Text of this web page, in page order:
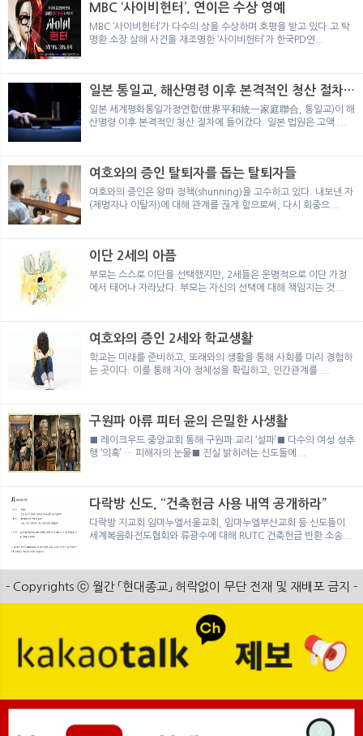
MBC ‘사이비헌터’, 연이은 수상 영예
MBC ‘사이비헌터’가 다수의 상을 수상하며 호평을 받고 있다.고 탁
명환 소장 살해 사건을 재조명한 ‘사이비헌터’가 한국PD연...
일본 통일교, 해산명령 이후 본격적인 청산 절차
돌입
일본 세계평화통일가정연합(世界平和統一家庭聯合, 통일교)이 해
산명령 이후 본격적인 청산 절차에 들어갔다. 일본 법원은 고액 ...
여호와의 증인 탈퇴자를 돕는 탈퇴자들
여호와의 증인은 왕따 정책(shunning)을 고수하고 있다. 내보낸 자
(제명자나 이탈자)에 대해 관계를 끊게 함으로써, 다시 회중으...
이단 2세의 아픔
부모는 스스로 이단을 선택했지만, 2세들은 운명적으로 이단 가정
에서 태어나 자라났다. 부모는 자신의 선택에 대해 책임지는 것...
여호와의 증인 2세와 학교생활
학교는 미래를 준비하고, 또래와의 생활을 통해 사회를 미리 경험하
는 곳이다. 이를 통해 자아 정체성을 확립하고, 인간관계를 ...
구원파 아류 피터 윤의 은밀한 사생활
■ 레이크우드 중앙교회 통해 구원파 교리 ‘설파’■ 다수의 여성 성추
행 ‘의혹’ … 피해자의 눈물■ 진실 밝히려는 신도들에...
다락방 신도, “건축헌금 사용 내역 공개하라”
다락방 지교회 임마누엘서울교회, 임마누엘부산교회 등 신도들이
세계복음화전도협회와 류광수에 대해 RUTC 건축헌금 반환 소송...
- Copyrights ⓒ 월간 「현대종교」 허락없이 무단 전재 및 재배포 금지 -